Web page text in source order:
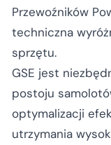
Przewoźników
techniczna
sprzętu.
GSE jest
postoju
optymalizacji
utrzymania